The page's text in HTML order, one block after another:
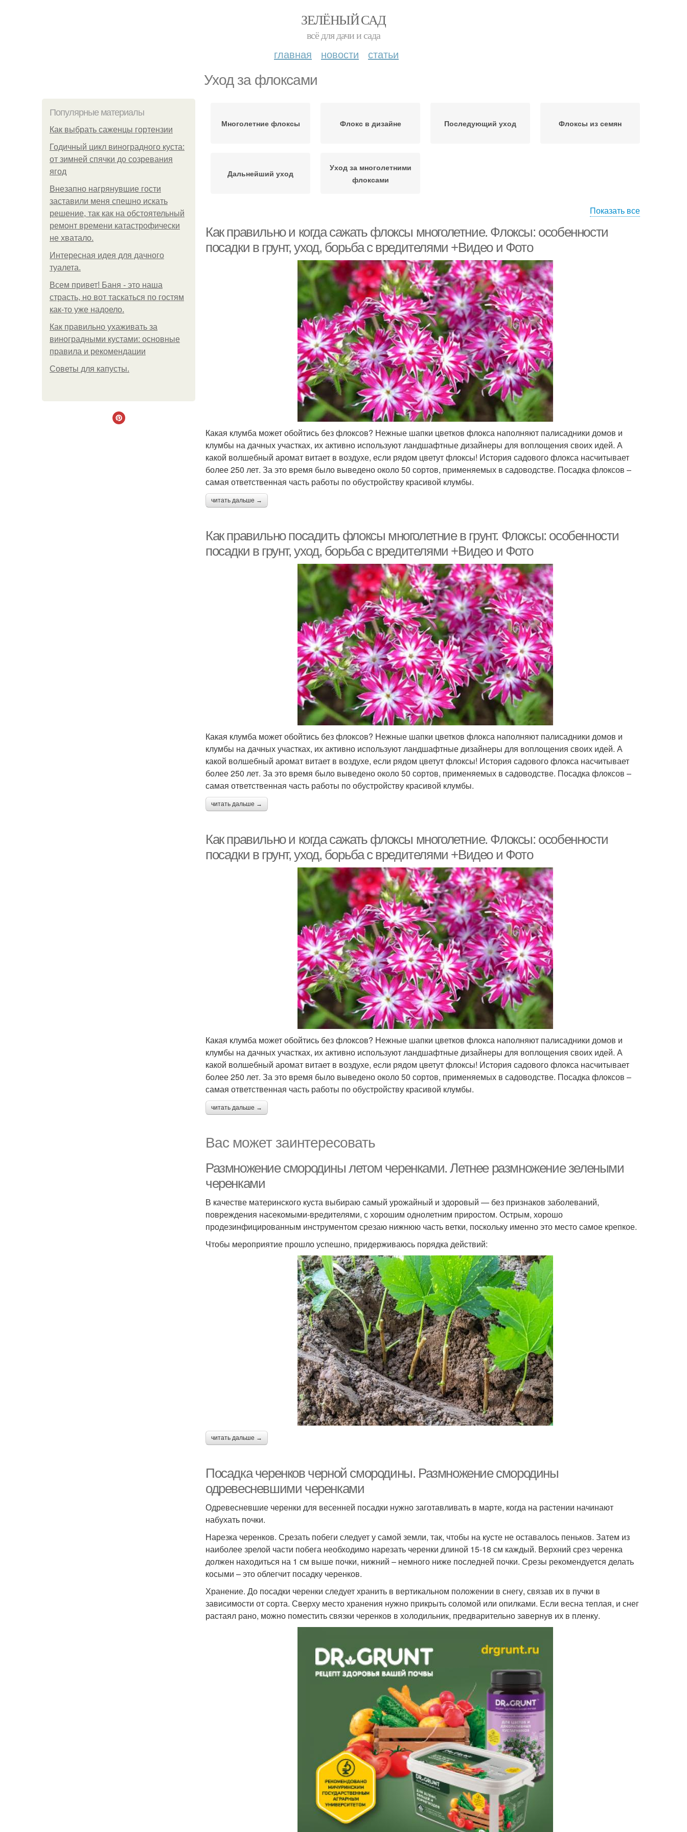
ЗЕЛЁНЫЙ САД
всё для дачи и сада
главная новости статьи
Уход за флоксами
Популярные материалы
Как выбрать саженцы гортензии
Годичный цикл виноградного куста:
от зимней спячки до созревания
ягод
Внезапно нагрянувшие гости
заставили меня спешно искать
решение, так как на обстоятельный
ремонт времени катастрофически
не хватало.
Интересная идея для дачного
туалета.
Всем привет! Баня - это наша
страсть, но вот таскаться по гостям
как-то уже надоело.
Как правильно ухаживать за
виноградными кустами: основные
правила и рекомендации
Советы для капусты.
Многолетние флоксы Флокс в дизайне Последующий уход Флоксы из семян
Дальнейший уход
Уход за многолетними
флоксами
Показать все
Как правильно и когда сажать флоксы многолетние. Флоксы: особенности
посадки в грунт, уход, борьба с вредителями +Видео и Фото
Какая клумба может обойтись без флоксов? Нежные шапки цветков флокса наполняют палисадники домов и
клумбы на дачных участках, их активно используют ландшафтные дизайнеры для воплощения своих идей. А
какой волшебный аромат витает в воздухе, если рядом цветут флоксы! История садового флокса насчитывает
более 250 лет. За это время было выведено около 50 сортов, применяемых в садоводстве. Посадка флоксов –
самая ответственная часть работы по обустройству красивой клумбы.
читать дальше →
Как правильно посадить флоксы многолетние в грунт. Флоксы: особенности
посадки в грунт, уход, борьба с вредителями +Видео и Фото
Какая клумба может обойтись без флоксов? Нежные шапки цветков флокса наполняют палисадники домов и
клумбы на дачных участках, их активно используют ландшафтные дизайнеры для воплощения своих идей. А
какой волшебный аромат витает в воздухе, если рядом цветут флоксы! История садового флокса насчитывает
более 250 лет. За это время было выведено около 50 сортов, применяемых в садоводстве. Посадка флоксов –
самая ответственная часть работы по обустройству красивой клумбы.
читать дальше →
Как правильно и когда сажать флоксы многолетние. Флоксы: особенности
посадки в грунт, уход, борьба с вредителями +Видео и Фото
Какая клумба может обойтись без флоксов? Нежные шапки цветков флокса наполняют палисадники домов и
клумбы на дачных участках, их активно используют ландшафтные дизайнеры для воплощения своих идей. А
какой волшебный аромат витает в воздухе, если рядом цветут флоксы! История садового флокса насчитывает
более 250 лет. За это время было выведено около 50 сортов, применяемых в садоводстве. Посадка флоксов –
самая ответственная часть работы по обустройству красивой клумбы.
читать дальше →
Вас может заинтересовать
Размножение смородины летом черенками. Летнее размножение зелеными
черенками
В качестве материнского куста выбираю самый урожайный и здоровый — без признаков заболеваний,
повреждения насекомыми-вредителями, с хорошим однолетним приростом. Острым, хорошо
продезинфицированным инструментом срезаю нижнюю часть ветки, поскольку именно это место самое крепкое.
Чтобы мероприятие прошло успешно, придерживаюсь порядка действий:
читать дальше →
Посадка черенков черной смородины. Размножение смородины
одревесневшими черенками
Одревесневшие черенки для весенней посадки нужно заготавливать в марте, когда на растении начинают
набухать почки.
Нарезка черенков. Срезать побеги следует у самой земли, так, чтобы на кусте не оставалось пеньков. Затем из
наиболее зрелой части побега необходимо нарезать черенки длиной 15-18 см каждый. Верхний срез черенка
должен находиться на 1 см выше почки, нижний – немного ниже последней почки. Срезы рекомендуется делать
косыми – это облегчит посадку черенков.
Хранение. До посадки черенки следует хранить в вертикальном положении в снегу, связав их в пучки в
зависимости от сорта. Сверху место хранения нужно прикрыть соломой или опилками. Если весна теплая, и снег
растаял рано, можно поместить связки черенков в холодильник, предварительно завернув их в пленку.